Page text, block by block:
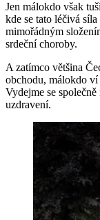
Jen málokdo však
kde se tato léčivá
mimořádným
srdeční choroby.
A zatímco většina
obchodu, málokdo
Vydejme se
uzdravení.